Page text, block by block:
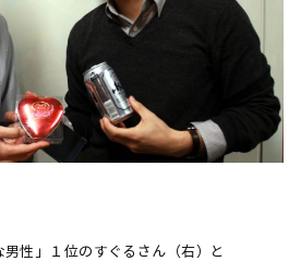
性」１位のすぐるさん（右）と